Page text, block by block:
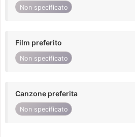
Non specificato
Film preferito
Non specificato
Canzone preferita
Non specificato